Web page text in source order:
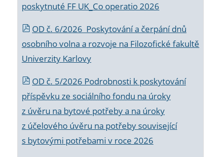
poskytnuté FF UK_Co operatio 2026
OD č. 6/2026 Poskytování a čerpání dnů
osobního volna a rozvoje na Filozofické fakultě
Univerzity Karlovy
OD č. 5/2026 Podrobnosti k poskytování
příspěvku ze sociálního fondu na úroky
z úvěru na bytové potřeby a na úroky
z účelového úvěru na potřeby související
s bytovými potřebami v roce 2026